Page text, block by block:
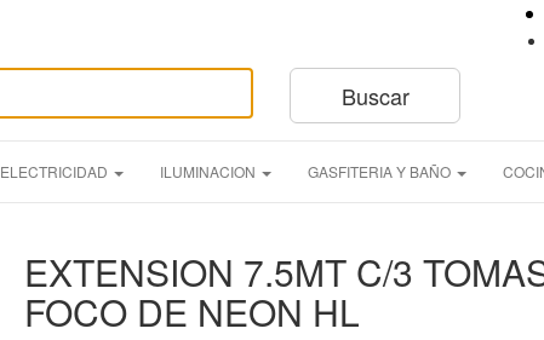
ELECTRICIDAD ILUMINACION GASFITERIA Y BAÑO
EXTENSION 7.5MT C/3
FOCO DE NEON HL